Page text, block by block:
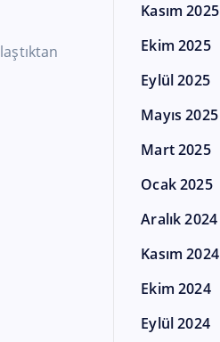
Kasım 2025
Ekim 2025
Eylül 2025
Mayıs 2025
Mart 2025
Ocak 2025
Aralık 2024
Kasım 2024
Ekim 2024
Eylül 2024